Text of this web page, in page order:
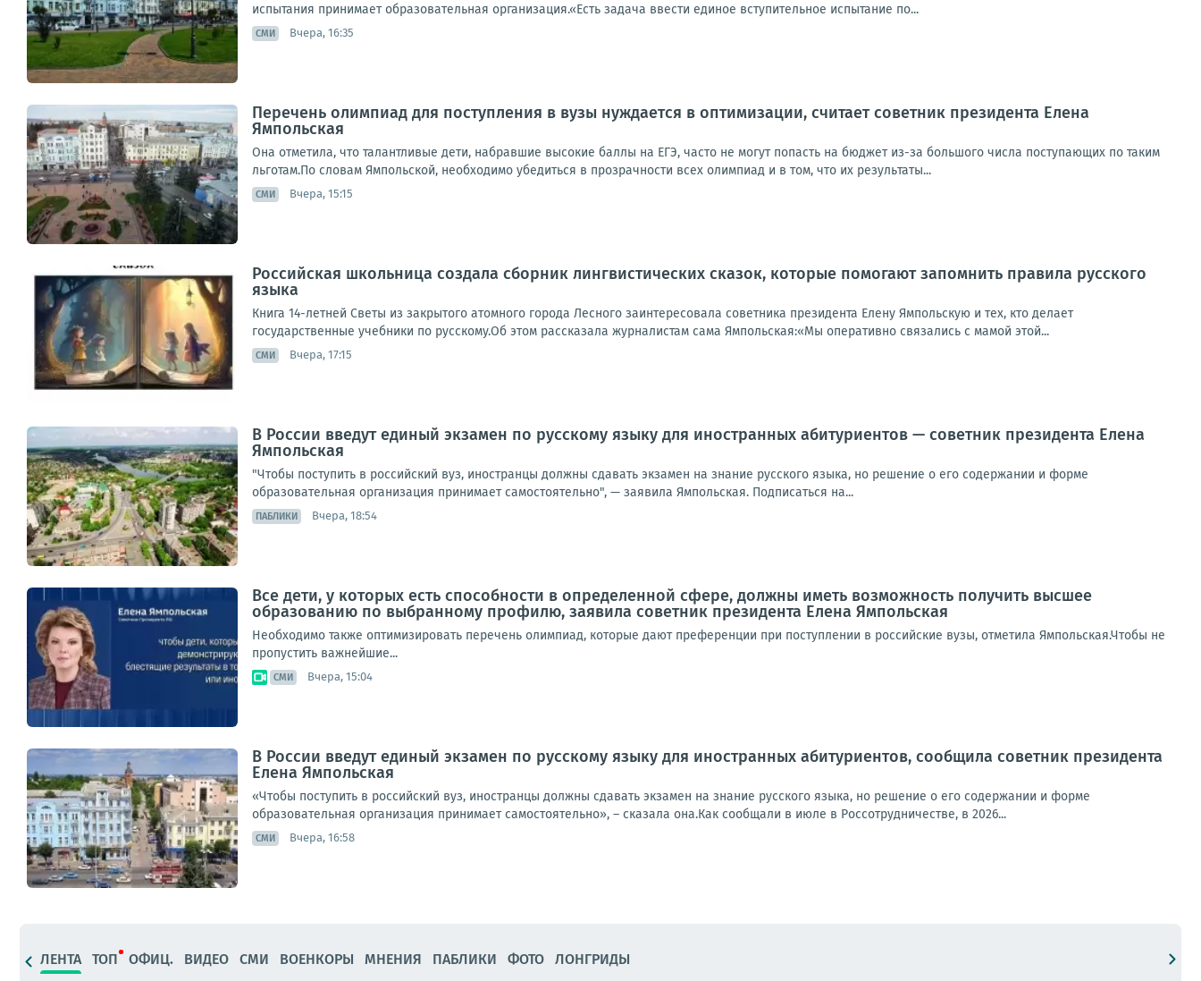
испытания принимает образовательная организация.«Есть задача ввести единое вступительное испытание по...
СМИ Вчера, 16:35
Перечень олимпиад для поступления в вузы нуждается в оптимизации, считает советник президента Елена
Ямпольская
Она отметила, что талантливые дети, набравшие высокие баллы на ЕГЭ, часто не могут попасть на бюджет из-за большого числа поступающих по таким
льготам.По словам Ямпольской, необходимо убедиться в прозрачности всех олимпиад и в том, что их результаты...
СМИ Вчера, 15:15
Российская школьница создала сборник лингвистических сказок, которые помогают запомнить правила русского
языка
Книга 14-летней Светы из закрытого атомного города Лесного заинтересовала советника президента Елену Ямпольскую и тех, кто делает
государственные учебники по русскому.Об этом рассказала журналистам сама Ямпольская:«Мы оперативно связались с мамой этой...
СМИ Вчера, 17:15
В России введут единый экзамен по русскому языку для иностранных абитуриентов — советник президента Елена
Ямпольская
"Чтобы поступить в российский вуз, иностранцы должны сдавать экзамен на знание русского языка, но решение о его содержании и форме
образовательная организация принимает самостоятельно", — заявила Ямпольская. Подписаться на...
ПАБЛИКИ Вчера, 18:54
Все дети, у которых есть способности в определенной сфере, должны иметь возможность получить высшее
образованию по выбранному профилю, заявила советник президента Елена Ямпольская
Необходимо также оптимизировать перечень олимпиад, которые дают преференции при поступлении в российские вузы, отметила Ямпольская.Чтобы не
пропустить важнейшие...
СМИ Вчера, 15:04
В России введут единый экзамен по русскому языку для иностранных абитуриентов, сообщила советник президента
Елена Ямпольская
«Чтобы поступить в российский вуз, иностранцы должны сдавать экзамен на знание русского языка, но решение о его содержании и форме
образовательная организация принимает самостоятельно», – сказала она.Как сообщали в июле в Россотрудничестве, в 2026...
СМИ Вчера, 16:58
ЛЕНТА ТОП ОФИЦ. ВИДЕО СМИ ВОЕНКОРЫ МНЕНИЯ ПАБЛИКИ ФОТО ЛОНГРИДЫ